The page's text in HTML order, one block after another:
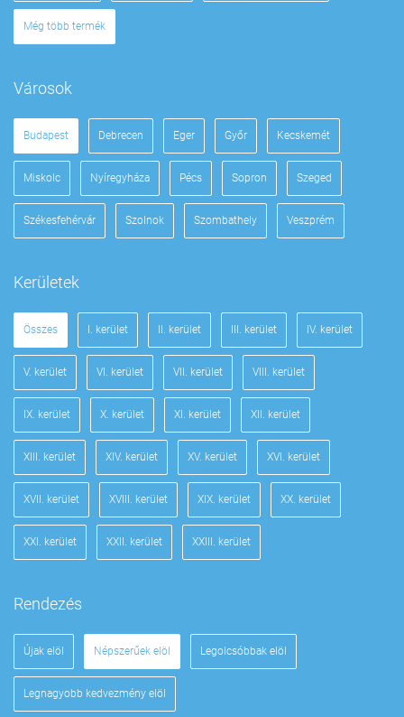
Még több termék
Városok
Budapest Debrecen Eger Győr Kecskemét
Miskolc Nyíregyháza Pécs Sopron Szeged
Székesfehérvár Szolnok Szombathely Veszprém
Kerületek
Összes I. kerület II. kerület III. kerület IV. kerület
V. kerület VI. kerület VII. kerület VIII. kerület
IX. kerület X. kerület XI. kerület XII. kerület
XIII. kerület XIV. kerület XV. kerület XVI. kerület
XVII. kerület XVIII. kerület XIX. kerület XX. kerület
XXI. kerület XXII. kerület XXIII. kerület
Rendezés
Újak elöl Népszerűek elöl Legolcsóbbak elöl
Legnagyobb kedvezmény elöl